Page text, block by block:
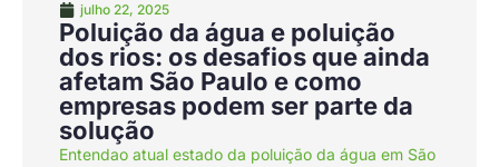
julho 22, 2025
Poluição da água e poluição
dos rios: os desafios que ainda
afetam São Paulo e como
empresas podem ser parte da
solução
Entendao atual estado da poluição da água em São